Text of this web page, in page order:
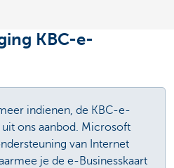
KBC-e-
indienen, de KBC-e-
ons aanbod. Microsoft
van Internet
je de e-Businesskaart